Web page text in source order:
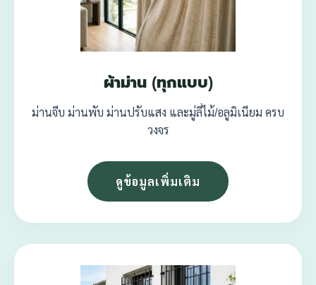
ผ้าม่าน (ทุกแบบ)
ม่านจีบ ม่านพับ ม่านปรับแสง และมู่ลี่ไม้/อลูมิเนียม ครบ
วงจร
ดูข้อมูลเพิ่มเติม